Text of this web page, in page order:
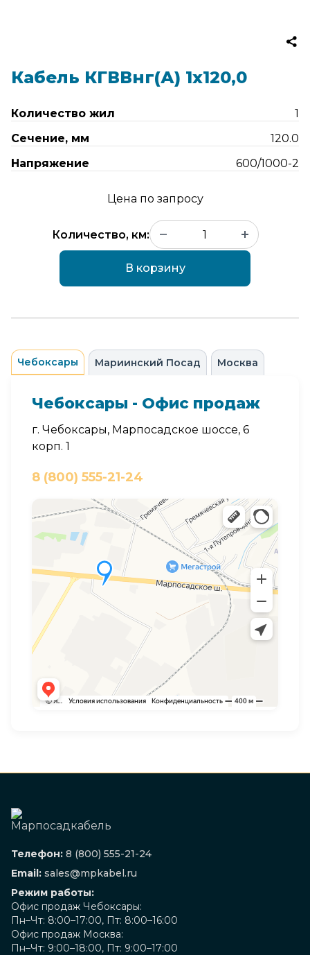
Кабель КГВВнг(А) 1х120,0
Количество жил
1
Сечение, мм
120.0
Напряжение
600/1000-2
Цена по запросу
Количество, км:
В корзину
Чебоксары Мариинский Посад Москва
Чебоксары - Офис продаж
г. Чебоксары, Марпосадское шоссе, 6
корп. 1
8 (800) 555-21-24
Телефон: 8 (800) 555-21-24
Email: sales@mpkabel.ru
Режим работы:
Офис продаж Чебоксары:
Пн–Чт: 8:00–17:00, Пт: 8:00–16:00
Офис продаж Москва:
Пн–Чт: 9:00–18:00, Пт: 9:00–17:00